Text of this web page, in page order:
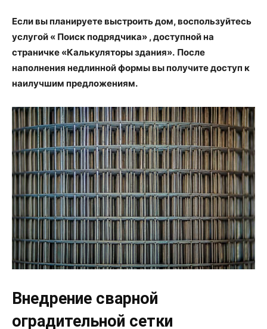
Если вы планируете выстроить дом, воспользуйтесь
услугой « Поиск подрядчика» , доступной на
страничке «Калькуляторы здания». После
наполнения недлинной формы вы получите доступ к
наилучшим предложениям.
Внедрение сварной
оградительной сетки